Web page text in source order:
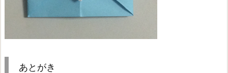
あとがき